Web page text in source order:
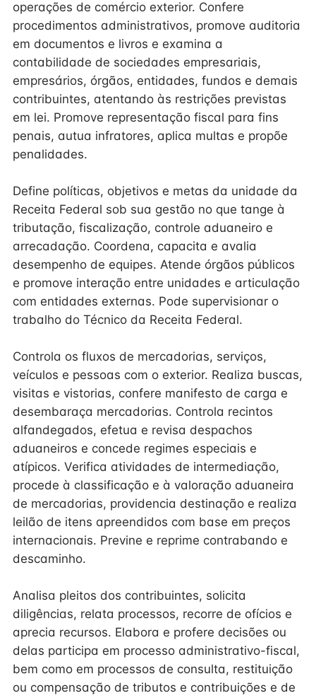
operações de comércio exterior. Confere
procedimentos administrativos, promove auditoria
em documentos e livros e examina a
contabilidade de sociedades empresariais,
empresários, órgãos, entidades, fundos e demais
contribuintes, atentando às restrições previstas
em lei. Promove representação fiscal para fins
penais, autua infratores, aplica multas e propõe
penalidades.
Define políticas, objetivos e metas da unidade da
Receita Federal sob sua gestão no que tange à
tributação, fiscalização, controle aduaneiro e
arrecadação. Coordena, capacita e avalia
desempenho de equipes. Atende órgãos públicos
e promove interação entre unidades e articulação
com entidades externas. Pode supervisionar o
trabalho do Técnico da Receita Federal.
Controla os fluxos de mercadorias, serviços,
veículos e pessoas com o exterior. Realiza buscas,
visitas e vistorias, confere manifesto de carga e
desembaraça mercadorias. Controla recintos
alfandegados, efetua e revisa despachos
aduaneiros e concede regimes especiais e
atípicos. Verifica atividades de intermediação,
procede à classificação e à valoração aduaneira
de mercadorias, providencia destinação e realiza
leilão de itens apreendidos com base em preços
internacionais. Previne e reprime contrabando e
descaminho.
Analisa pleitos dos contribuintes, solicita
diligências, relata processos, recorre de ofícios e
aprecia recursos. Elabora e profere decisões ou
delas participa em processo administrativo-fiscal,
bem como em processos de consulta, restituição
ou compensação de tributos e contribuições e de